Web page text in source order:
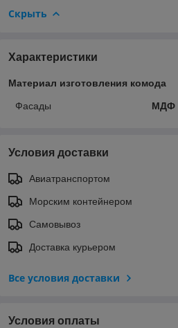
Скрыть
Характеристики
Материал изготовления комода
Фасады МДФ
Условия доставки
Авиатранспортом
Морским контейнером
Самовывоз
Доставка курьером
Все условия доставки
Условия оплаты